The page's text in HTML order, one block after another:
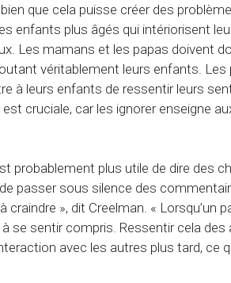
que cela puisse créer des
enfants plus âgés qui intériorisent
Les mamans et les papas doivent
véritablement leurs enfants. Les
à leurs enfants de ressentir leurs
cruciale, car les ignorer enseigne
probablement plus utile de dire des
passer sous silence des
craindre », dit Creelman. « Lorsqu’un
se sentir compris. Ressentir cela des
avec les autres plus tard, ce